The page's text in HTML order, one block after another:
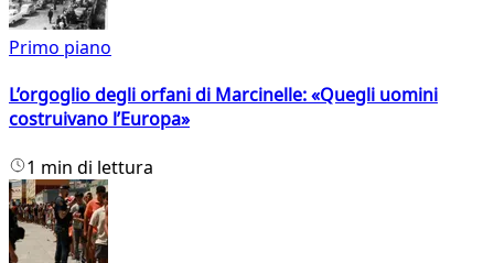
Primo piano
L’orgoglio degli orfani di Marcinelle: «Quegli uomini
costruivano l’Europa»
1 min di lettura